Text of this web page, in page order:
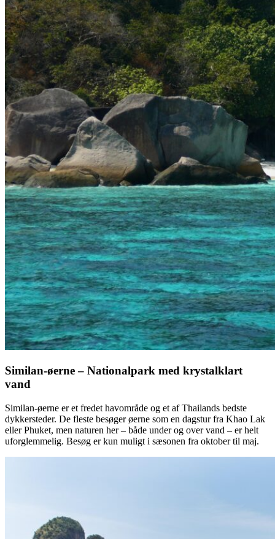
Similan-øerne – Nationalpark med krystalklart
vand
Similan-øerne er et fredet havområde og et af Thailands bedste
dykkersteder. De fleste besøger øerne som en dagstur fra Khao Lak
eller Phuket, men naturen her – både under og over vand – er helt
uforglemmelig. Besøg er kun muligt i sæsonen fra oktober til maj.